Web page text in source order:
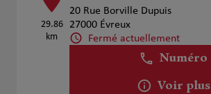
29.86
km
20 Rue Borville Dupuis
27000 Évreux
Fermé actuellement
Numéro
Voir plus